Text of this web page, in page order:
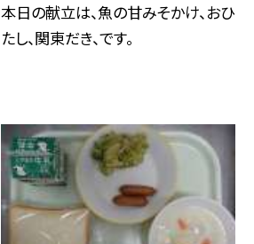
本日の献立は、魚の甘みそかけ、おひ
たし、関東だき、です。